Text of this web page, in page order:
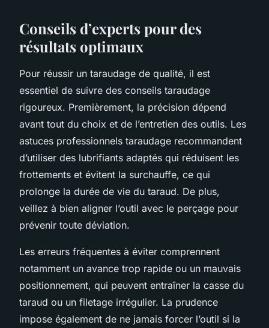
Conseils d’experts pour des
résultats optimaux
Pour réussir un taraudage de qualité, il est
essentiel de suivre des conseils taraudage
rigoureux. Premièrement, la précision dépend
avant tout du choix et de l’entretien des outils. Les
astuces professionnels taraudage recommandent
d’utiliser des lubrifiants adaptés qui réduisent les
frottements et évitent la surchauffe, ce qui
prolonge la durée de vie du taraud. De plus,
veillez à bien aligner l’outil avec le perçage pour
prévenir toute déviation.
Les erreurs fréquentes à éviter comprennent
notamment un avance trop rapide ou un mauvais
positionnement, qui peuvent entraîner la casse du
taraud ou un filetage irrégulier. La prudence
impose également de ne jamais forcer l’outil si la